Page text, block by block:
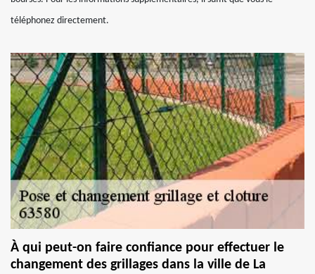
téléphonez directement.
À qui peut-on faire confiance pour effectuer le
changement des grillages dans la ville de La